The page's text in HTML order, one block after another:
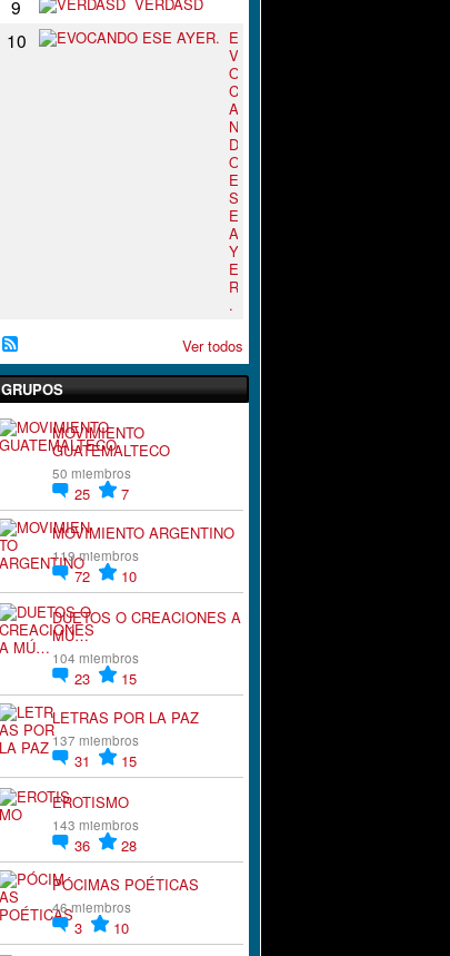
9
10
E
V
O
C
A
N
D
O
E
S
E
A
Y
E
R
.
Ver todos
GRUPOS
MOVIMIENTO
GUATEMALTECO
50 miembros
25
7
MOVIMIENTO ARGENTINO
119 miembros
72
10
DUETOS O CREACIONES A
MÚ…
104 miembros
23
15
LETRAS POR LA PAZ
137 miembros
31
15
EROTISMO
143 miembros
36
28
PÓCIMAS POÉTICAS
46 miembros
3
10